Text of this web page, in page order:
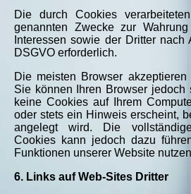
Die durch Cookies
genannten Zwecke zur
Interessen sowie der Dritter
DSGVO erforderlich.
Die meisten Browser akzeptieren
Sie können Ihren Browser jedoch
keine Cookies auf Ihrem
oder stets ein Hinweis erscheint,
angelegt wird. Die
Cookies kann jedoch dazu
Funktionen unserer Website
6. Links auf Web-Sites Dritter